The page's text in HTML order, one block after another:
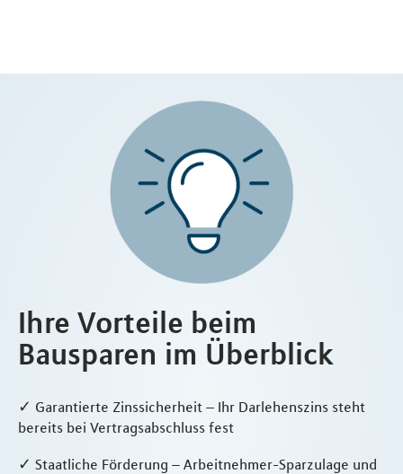
Ihre Vorteile beim
Bausparen im Überblick
✓ Garantierte Zinssicherheit – Ihr Darlehenszins steht
bereits bei Vertragsabschluss fest
✓ Staatliche Förderung – Arbeitnehmer-Sparzulage und